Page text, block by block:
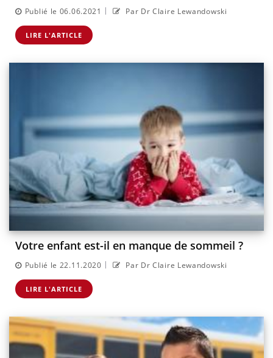
Publié le 06.06.2021 | Par Dr Claire Lewandowski
LIRE L'ARTICLE
Votre enfant est-il en manque de sommeil ?
Publié le 22.11.2020 | Par Dr Claire Lewandowski
LIRE L'ARTICLE